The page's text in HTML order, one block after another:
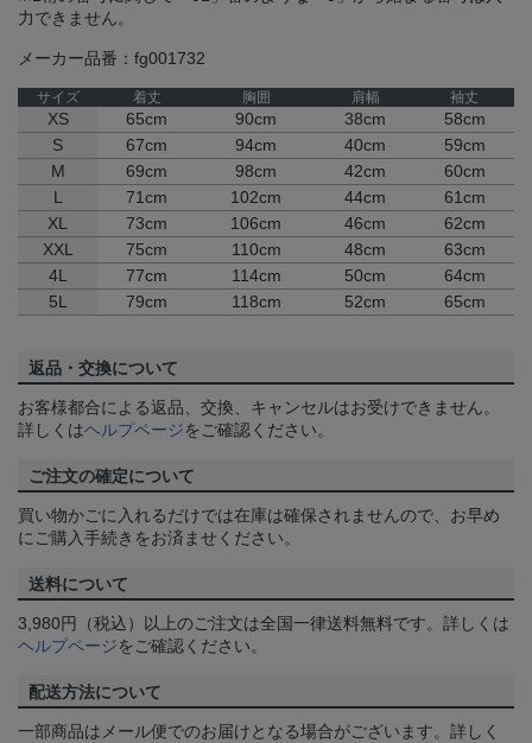
力できません。
メーカー品番：fg001732
サイズ 着丈 胸囲 肩幅 袖丈
XS 65cm 90cm 38cm
58cm
S
67cm 94cm 40cm
59cm
M
69cm 98cm 42cm
60cm
L
71cm 102cm 44cm
61cm
XL
73cm 106cm 46cm
62cm
XXL
75cm 110cm 48cm
63cm
4L
77cm 114cm 50cm
64cm
5L
79cm 118cm 52cm 65cm
返品・交換について
お客様都合による返品、交換、キャンセルはお受けできません。
詳しくはヘルプページをご確認ください。
ご注文の確定について
買い物かごに入れるだけでは在庫は確保されませんので、お早め
にご購入手続きをお済ませください。
送料について
3,980円（税込）以上のご注文は全国一律送料無料です。詳しくは
ヘルプページをご確認ください。
配送方法について
一部商品はメール便でのお届けとなる場合がございます。詳しく